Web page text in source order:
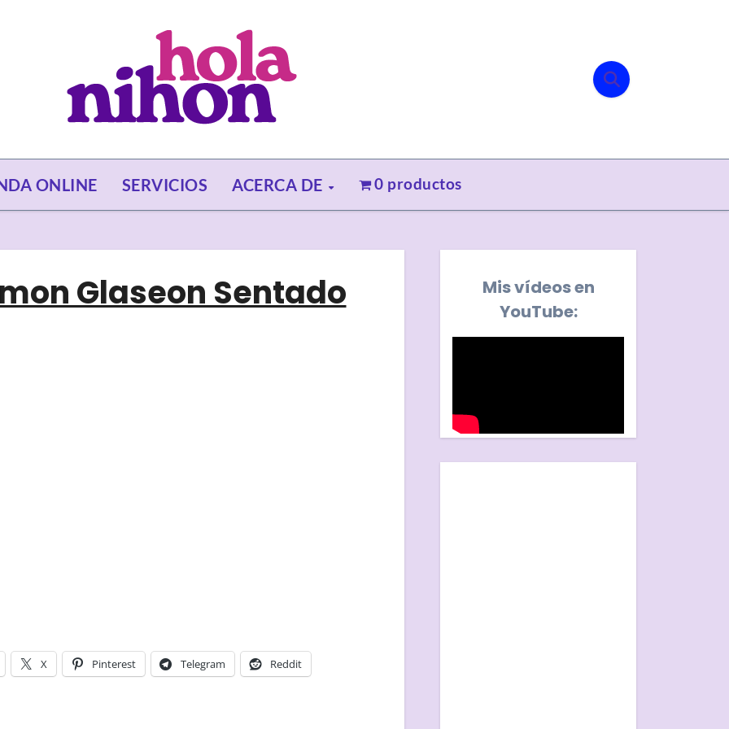
ONLINE SERVICIOS ACERCA DE 0 productos
Glaseon Sentado
X Pinterest Telegram Reddit
Mis vídeos en
YouTube: